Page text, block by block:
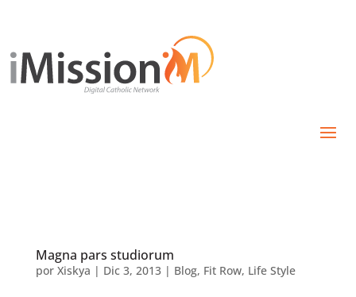
Magna pars studiorum
por Xiskya | Dic 3, 2013| Blog, Fit Row, Life Style